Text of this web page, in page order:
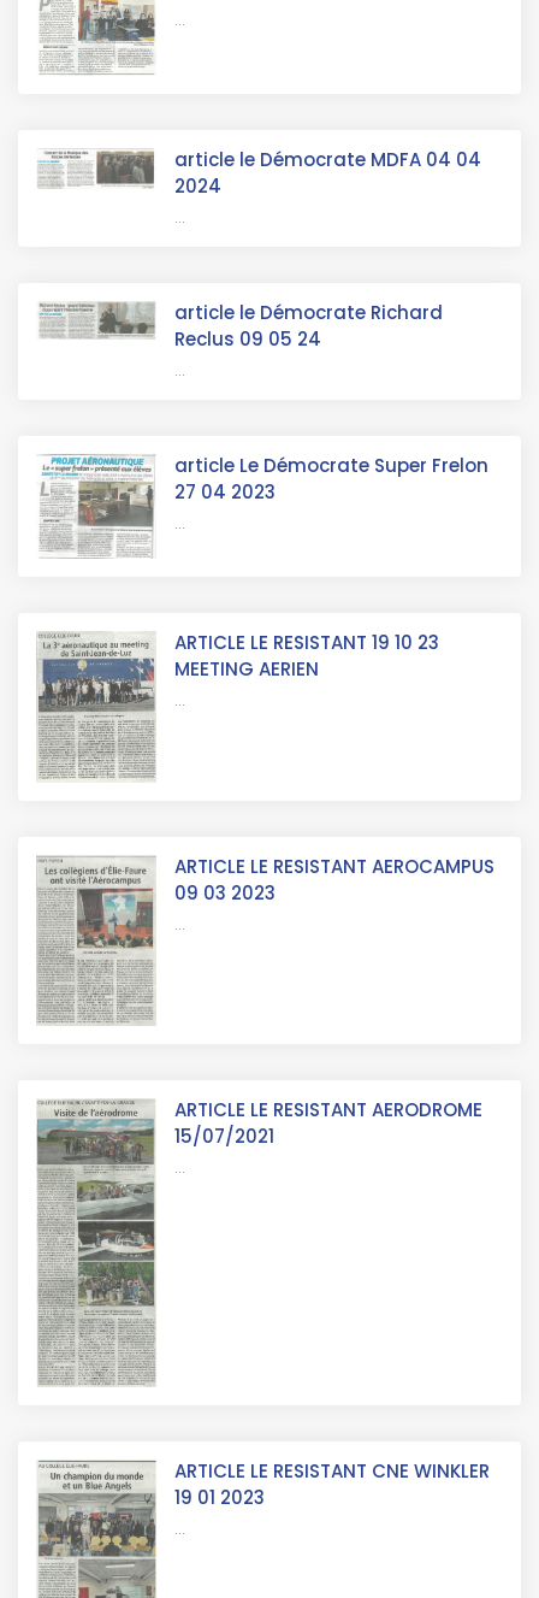
...
article le Démocrate MDFA 04 04
2024
...
article le Démocrate Richard
Reclus 09 05 24
...
article Le Démocrate Super Frelon
27 04 2023
...
ARTICLE LE RESISTANT 19 10 23
MEETING AERIEN
...
ARTICLE LE RESISTANT AEROCAMPUS
09 03 2023
...
ARTICLE LE RESISTANT AERODROME
15/07/2021
...
ARTICLE LE RESISTANT CNE WINKLER
19 01 2023
...